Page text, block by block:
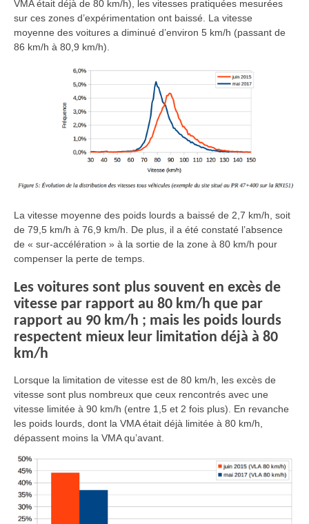
VMA était déjà de 80 km/h), les vitesses pratiquées mesurées
sur ces zones d’expérimentation ont baissé. La vitesse
moyenne des voitures a diminué d’environ 5 km/h (passant de
86 km/h à 80,9 km/h).
La vitesse moyenne des poids lourds a baissé de 2,7 km/h, soit
de 79,5 km/h à 76,9 km/h. De plus, il a été constaté l’absence
de « sur-accélération » à la sortie de la zone à 80 km/h pour
compenser la perte de temps.
Les voitures sont plus souvent en excès de
vitesse par rapport au 80 km/h que par
rapport au 90 km/h ; mais les poids lourds
respectent mieux leur limitation déjà à 80
km/h
Lorsque la limitation de vitesse est de 80 km/h, les excès de
vitesse sont plus nombreux que ceux rencontrés avec une
vitesse limitée à 90 km/h (entre 1,5 et 2 fois plus). En revanche
les poids lourds, dont la VMA était déjà limitée à 80 km/h,
dépassent moins la VMA qu’avant.